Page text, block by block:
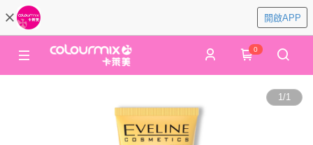
開啟APP
0
1/1